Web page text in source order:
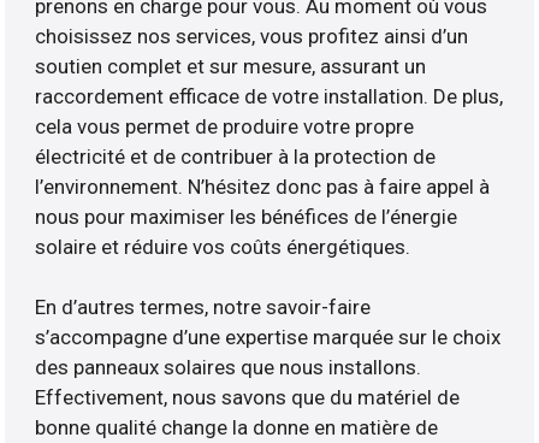
prenons en charge pour vous. Au moment où vous
choisissez nos services, vous profitez ainsi d’un
soutien complet et sur mesure, assurant un
raccordement efficace de votre installation. De plus,
cela vous permet de produire votre propre
électricité et de contribuer à la protection de
l’environnement. N’hésitez donc pas à faire appel à
nous pour maximiser les bénéfices de l’énergie
solaire et réduire vos coûts énergétiques.
En d’autres termes, notre savoir-faire
s’accompagne d’une expertise marquée sur le choix
des panneaux solaires que nous installons.
Effectivement, nous savons que du matériel de
bonne qualité change la donne en matière de